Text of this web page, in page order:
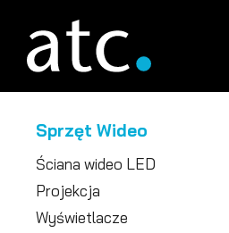
treści
Sprzęt Wideo
Ściana wideo LED
Projekcja
Wyświetlacze